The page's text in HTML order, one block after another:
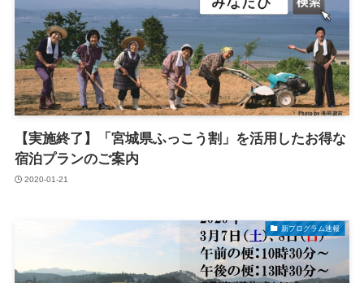
【実施終了】「宮城県ふっこう割」を活用したお得な
宿泊プランのご案内
2020-01-21
新プログラム速報